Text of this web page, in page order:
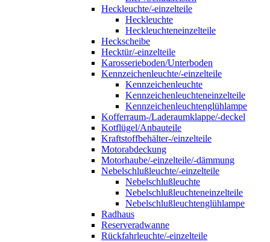
Heckleuchte/-einzelteile
Heckleuchte
Heckleuchteneinzelteile
Heckscheibe
Hecktür/-einzelteile
Karosserieboden/Unterboden
Kennzeichenleuchte/-einzelteile
Kennzeichenleuchte
Kennzeichenleuchteneinzelteile
Kennzeichenleuchtenglühlampe
Kofferraum-/Laderaumklappe/-deckel
Kotflügel/Anbauteile
Kraftstoffbehälter-/einzelteile
Motorabdeckung
Motorhaube/-einzelteile/-dämmung
Nebelschlußleuchte/-einzelteile
Nebelschlußleuchte
Nebelschlußleuchteneinzelteile
Nebelschlußleuchtenglühlampe
Radhaus
Reserveradwanne
Rückfahrleuchte/-einzelteile